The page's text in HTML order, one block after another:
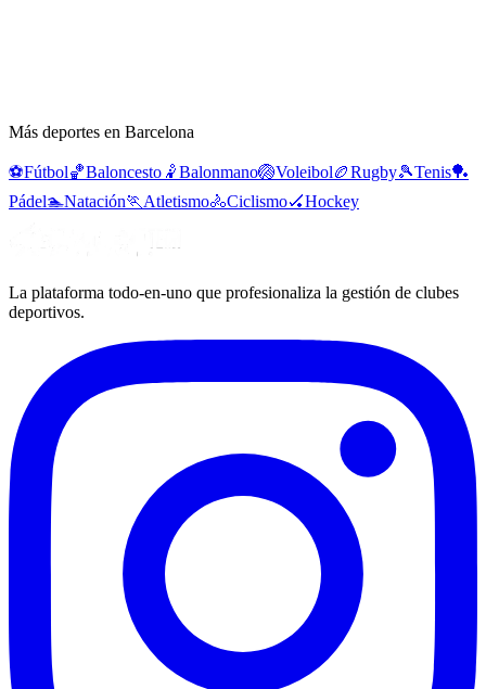
Más deportes en Barcelona
⚽Fútbol🏀Baloncesto 🤾Balonmano🏐Voleibol🏉Rugby🎾Tenis🏓
Pádel🏊Natación🏃 Atletismo🚴Ciclismo🏑Hockey
La plataforma todo-en-uno que profesionaliza la gestión de clubes
deportivos.